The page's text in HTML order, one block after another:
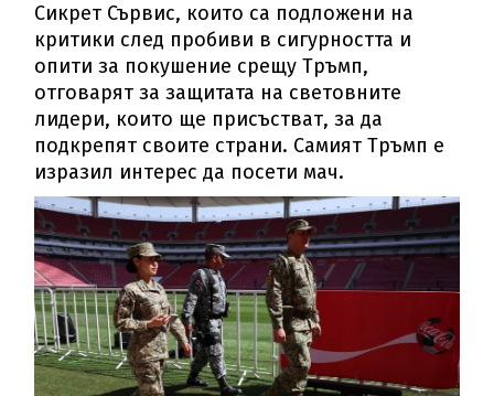
Сикрет Сървис, които са подложени на
критики след пробиви в сигурността и
опити за покушение срещу Тръмп,
отговарят за защитата на световните
лидери, които ще присъстват, за да
подкрепят своите страни. Самият Тръмп е
изразил интерес да посети мач.